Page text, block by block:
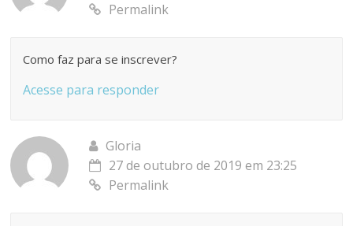
Permalink
Como faz para se inscrever?
Acesse para responder
Gloria
27 de outubro de 2019 em 23:25
Permalink